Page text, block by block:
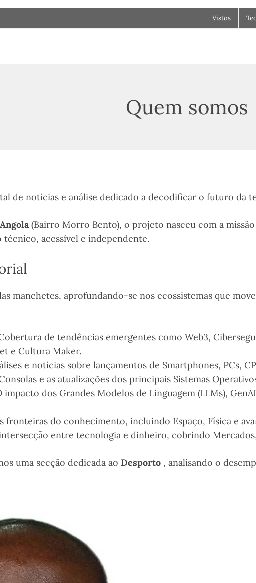
Vistos
Quem somos
de notícias e análise dedicado a decodificar o futuro da
(Bairro Morro Bento), o projeto nasceu com a
acessível e independente.
manchetes, aprofundando-se nos ecossistemas que
de tendências emergentes como Web3,
e Cultura Maker.
e notícias sobre lançamentos de Smartphones, PCs,
e as atualizações dos principais Sistemas
impacto dos Grandes Modelos de Linguagem (LLMs),
fronteiras do conhecimento, incluindo Espaço, Física e
entre tecnologia e dinheiro, cobrindo
uma secção dedicada ao Desporto , analisando o